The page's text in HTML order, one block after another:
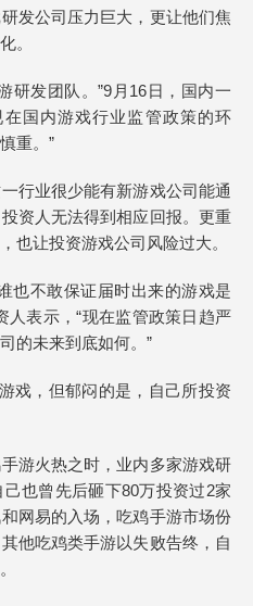
发公司压力巨大，更让他们焦
。
研发团队。”9月16日，国内一
国内游戏行业监管政策的环
重。”
行业很少能有新游戏公司能通
资人无法得到相应回报。更重
也让投资游戏公司风险过大。
也不敢保证届时出来的游戏是
人表示，“现在监管政策日趋严
的未来到底如何。”
戏，但郁闷的是，自己所投资
游火热之时，业内多家游戏研
也曾先后砸下80万投资过2家
网易的入场，吃鸡手游市场份
他吃鸡类手游以失败告终，自